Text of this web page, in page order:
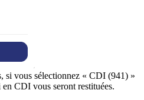
si vous sélectionnez « CDI (941) »
CDI vous seront restituées.